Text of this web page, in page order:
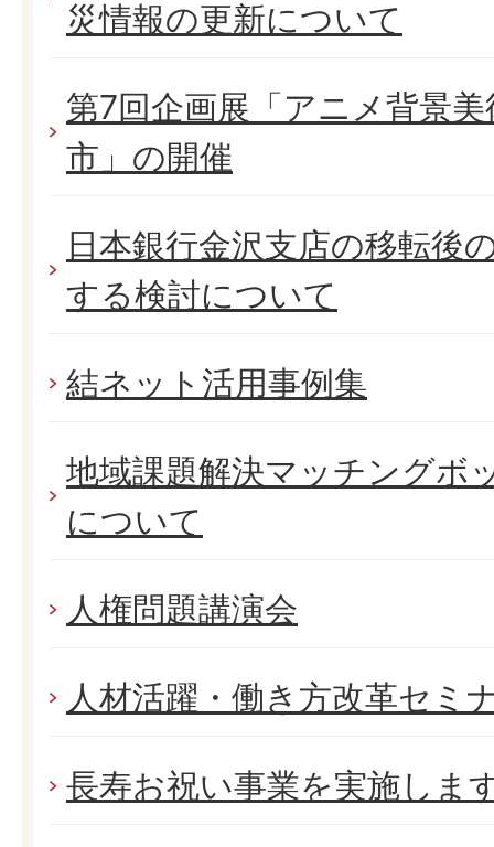
災情報の更新について
第7回企画展「アニメ背景
市」の開催
日本銀行金沢支店の移転後
する検討について
結ネット活用事例集
地域課題解決マッチングボ
について
人権問題講演会
人材活躍・働き方改革セミ
長寿お祝い事業を実施しま